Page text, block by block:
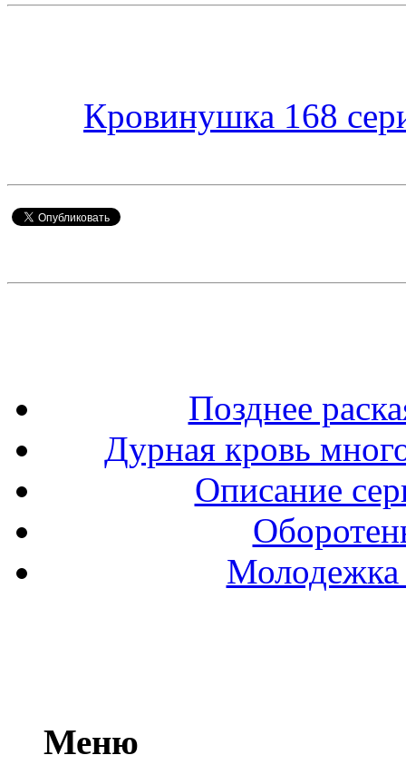
Кровинушка 168
Позднее
Дурная кровь
Описание
Молодежка
Меню